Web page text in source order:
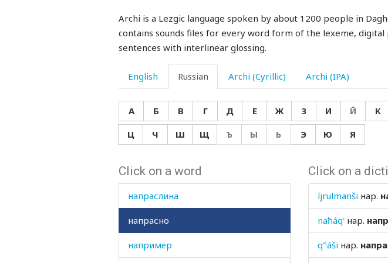
Archi is a Lezgic language spoken by about 1200 people in
contains sounds files for every word form of the lexeme,
sentences with interlinear glossing.
English Russian Archi (Cyrillic) Archi (IPA)
А Б В Г Д Е Ж З И Й К
Ц
Ч Ш Щ Ъ Ы Ь Э Ю Я
Click on a word
напильник
напиток
наполненный
наполняться
напор
направо
напраслина
напрасно
например
Click on a
íjrulmanši нар.
naħáq' нар.
q'ˤáši нар.